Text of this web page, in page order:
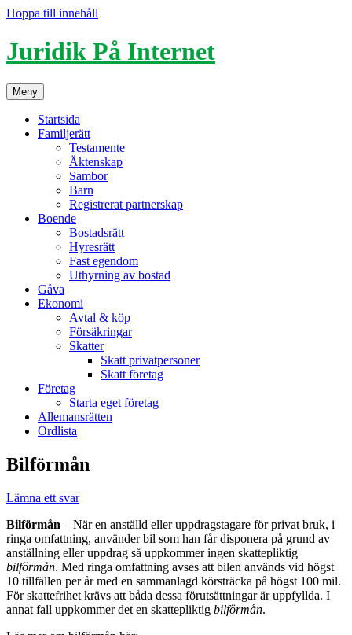
Hoppa till innehåll
Juridik På Internet
Meny
Startsida
Familjerätt
Testamente
Äktenskap
Sambor
Barn
Registrerat partnerskap
Boende
Bostadsrätt
Hyresrätt
Fast egendom
Uthyrning av bostad
Gåva
Ekonomi
Avtal & köp
Försäkringar
Skatter
Skatt privatpersoner
Skatt företag
Företag
Starta eget företag
Allemansrätten
Ordlista
Bilförmån
Lämna ett svar
Bilförmån – När en anställd eller uppdragstagare för privat bruk, i
ringa omfattning, använder bil som han får disponera på grund av
anställning eller uppdrag så uppkommer ingen skattepliktig
bilförmån. Med ringa omfattning avses att bilen används vid högst
10 tillfällen per år med en sammanlagd körsträcka på högst 100 mil.
För skattefrihet krävs att båda dessa förutsättningar är uppfyllda. I
annat fall uppkommer det en skattepliktig bilförmån.